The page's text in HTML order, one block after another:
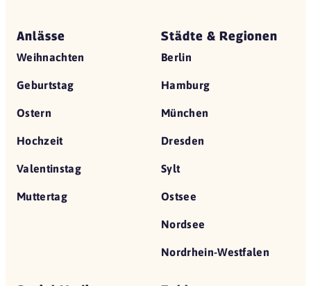
Anlässe
Weihnachten
Geburtstag
Ostern
Hochzeit
Valentinstag
Muttertag
Städte & Regionen
Berlin
Hamburg
München
Dresden
Sylt
Ostsee
Nordsee
Nordrhein-Westfalen